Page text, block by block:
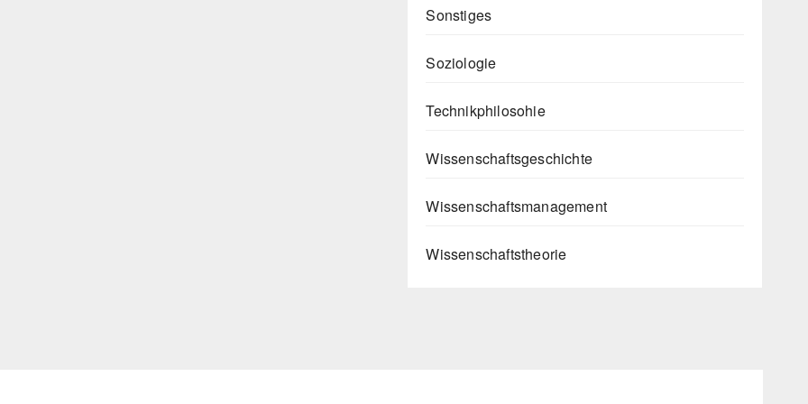
Sonstiges
Soziologie
Technikphilosohie
Wissenschaftsgeschichte
Wissenschaftsmanagement
Wissenschaftstheorie